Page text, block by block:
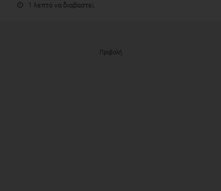
1 λεπτό να διαβαστεί
Προβολή